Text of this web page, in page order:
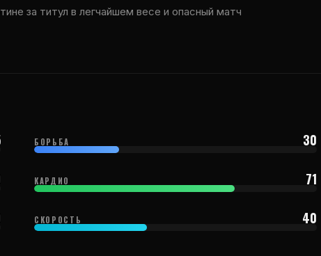
за титул в легчайшем весе и опасный матч
БОРЬБА 30
КАРДИО 71
СКОРОСТЬ 40